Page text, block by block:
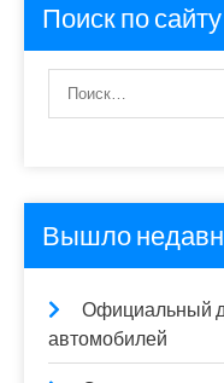
Поиск по сайту
Вышло
Официальный
автомобилей